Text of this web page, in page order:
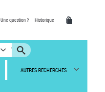
Une question ? Historique
AUTRES RECHERCHES